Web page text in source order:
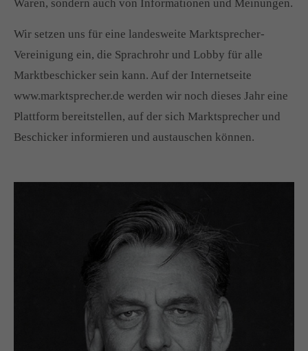
Waren, sondern auch von Informationen und Meinungen.
Wir setzen uns für eine landesweite Marktsprecher-
Vereinigung ein, die Sprachrohr und Lobby für alle
Marktbeschicker sein kann. Auf der Internetseite
www.marktsprecher.de werden wir noch dieses Jahr eine
Plattform bereitstellen, auf der sich Marktsprecher und
Beschicker informieren und austauschen können.